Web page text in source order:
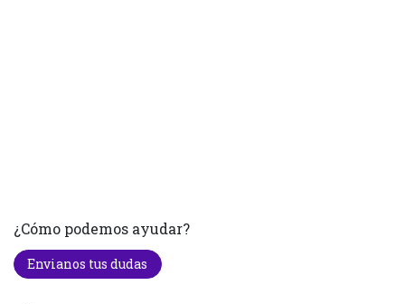
¿Cómo podemos ayudar?
Envianos tus dudas